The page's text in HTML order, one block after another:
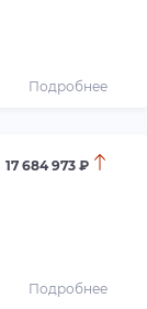
Подробнее
17 684 973 ₽
Подробнее